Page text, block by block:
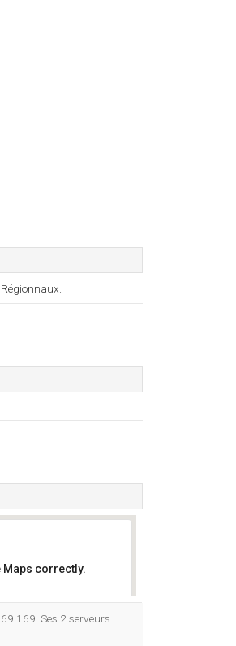
Maps correctly.
Ses 2 serveurs